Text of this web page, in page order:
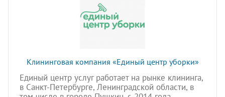
Клининговая компания «Единый центр уборки»
Единый центр услуг работает на рынке клининга,
в Санкт-Петербурге, Ленинградской области, в